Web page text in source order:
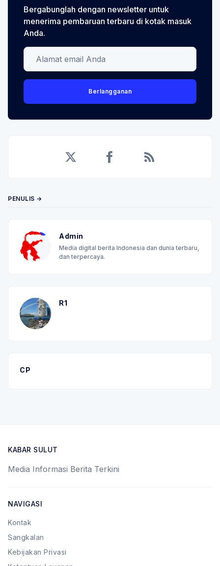
Bergabunglah dengan newsletter untuk
menerima pembaruan terbaru di kotak masuk
Anda.
Alamat email Anda
Berlangganan
PENULIS →
Admin
Media digital berita Indonesia dan dunia terbaru,
dan terpercaya.
R1
CP
KABAR SULUT
Media Informasi Berita Terkini
NAVIGASI
Kontak
Sangkalan
Kebijakan Privasi